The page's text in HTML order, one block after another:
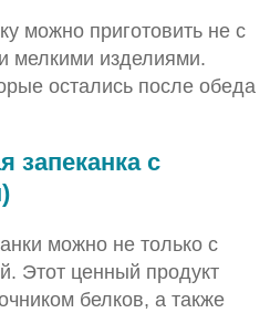
можно приготовить не с
мелкими изделиями.
остались после обеда
запеканка с
можно не только с
Этот ценный продукт
белков, а также